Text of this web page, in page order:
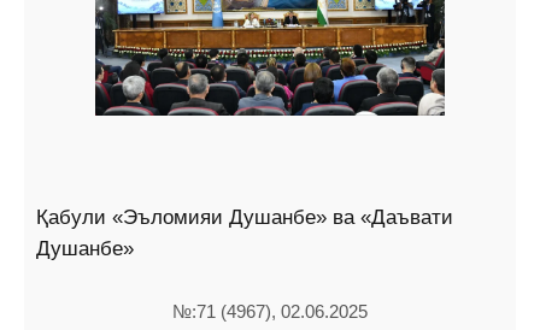
Қабули «Эъломияи Душанбе» ва «Даъвати
Душанбе»
№:71 (4967), 02.06.2025